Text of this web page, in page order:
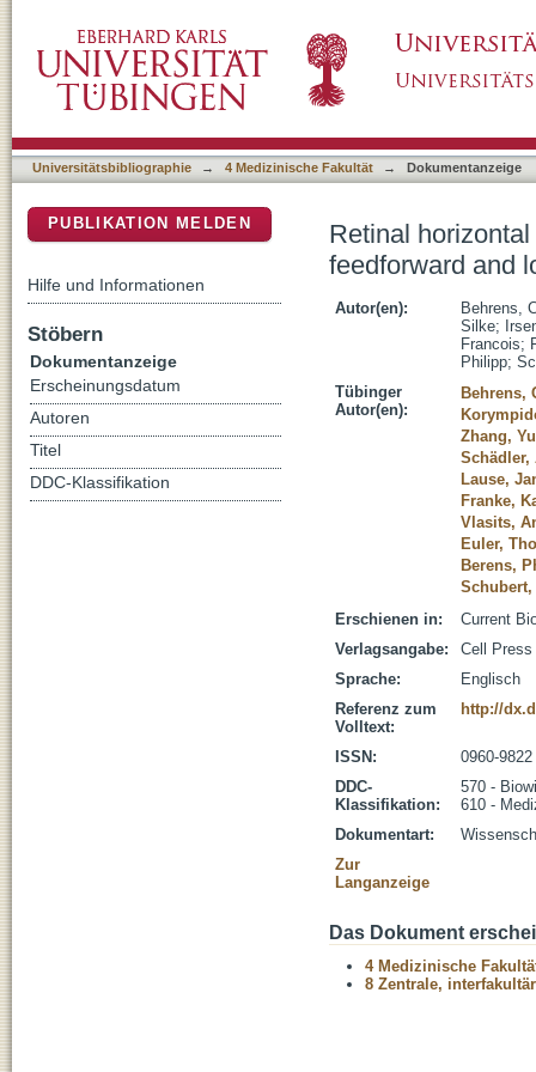
signaling
Universitätsbibliographie → 4 Medizinische Fakultät → Dokumentanzeige
Retinal
feedforward and
Autor(en):
Behrens,
Silke;
Francois;
Philipp;
Tübinger
Autor(en):
Behrens,
Zhang,
Schädler,
Lause,
Franke,
Vlasits,
Euler,
Berens,
Erschienen in:
Current
Verlagsangabe:
Cell Press
Sprache:
Englisch
Referenz zum
Volltext:
http://
ISSN:
0960-9822
DDC-
Klassifikation:
570 -
610 -
Dokumentart:
Zur
Langanzeige
Das Dokument
4 Medizinische
8 Zentrale,
PUBLIKATION MELDEN
Hilfe und Informationen
Stöbern
Dokumentanzeige
Erscheinungsdatum
Autoren
Titel
DDC-Klassifikation